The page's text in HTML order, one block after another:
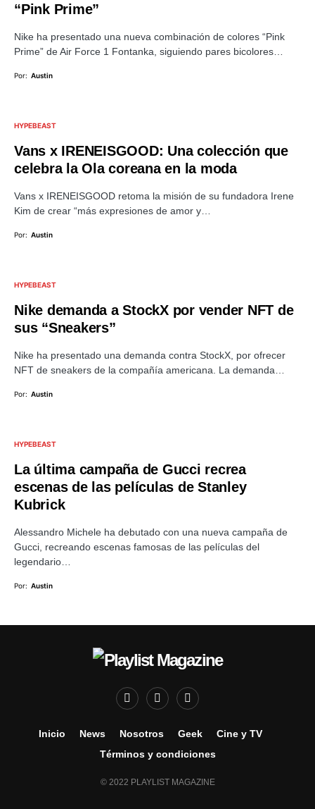
“Pink Prime”
Nike ha presentado una nueva combinación de colores “Pink
Prime” de Air Force 1 Fontanka, siguiendo pares bicolores…
Por: Austin
HYPEBEAST
Vans x IRENEISGOOD: Una colección que
celebra la Ola coreana en la moda
Vans x IRENEISGOOD retoma la misión de su fundadora Irene
Kim de crear “más expresiones de amor y…
Por: Austin
HYPEBEAST
Nike demanda a StockX por vender NFT de
sus “Sneakers”
Nike ha presentado una demanda contra StockX, por ofrecer
NFT de sneakers de la compañía americana. La demanda…
Por: Austin
HYPEBEAST
La última campaña de Gucci recrea
escenas de las películas de Stanley
Kubrick
Alessandro Michele ha debutado con una nueva campaña de
Gucci, recreando escenas famosas de las películas del
legendario…
Por: Austin
Inicio News Nosotros Geek
Cine y TV
Términos y condiciones
© 2022 PLAYLIST MAGAZINE